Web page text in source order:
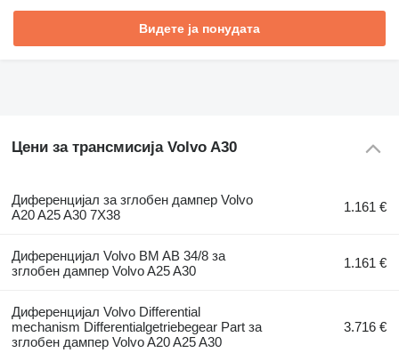
Видете ја понудата
Цени за трансмисија Volvo A30
Диференцијал за зглобен дампер Volvo
A20 A25 A30 7X38
1.161 €
Диференцијал Volvo BM AB 34/8 за
зглобен дампер Volvo A25 A30
1.161 €
Диференцијал Volvo Differential
mechanism Differentialgetriebegear Part за
зглобен дампер Volvo A20 A25 A30
3.716 €